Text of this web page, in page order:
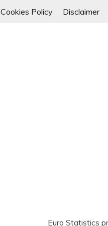
Cookies Policy Disclaimer
Euro Statistics